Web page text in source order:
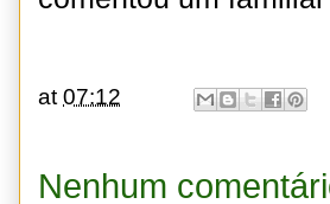
at07:12
Nenhum